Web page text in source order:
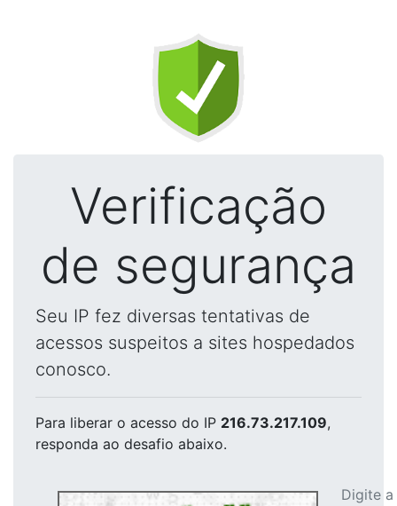
Verificação
de segurança
Seu IP fez diversas tentativas de
acessos suspeitos a sites hospedados
conosco.
Para liberar o acesso do IP 216.73.217.109,
responda ao desafio abaixo.
Digite